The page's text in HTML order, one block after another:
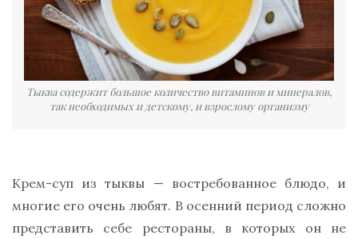
Тыква содержит большое количество витаминов и минералов,
так необходимых и детскому, и взрослому организму
Крем-суп из тыквы — востребованное блюдо, и
многие его очень любят. В осенний период сложно
представить себе рестораны, в которых он не